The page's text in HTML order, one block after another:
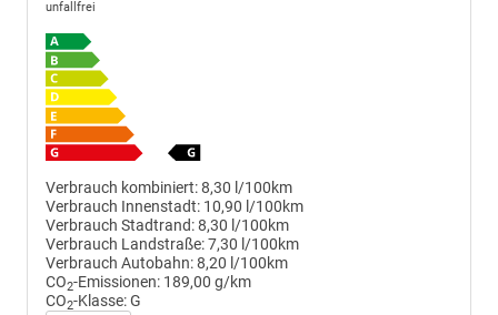
unfallfrei
Verbrauch kombiniert:8,30 l/100km
Verbrauch Innenstadt: 10,90 l/100km
Verbrauch Stadtrand:8,30 l/100km
Verbrauch Landstraße:7,30 l/100km
Verbrauch Autobahn:8,20 l/100km
CO2-Emissionen: 189,00 g/km
CO2-Klasse:G